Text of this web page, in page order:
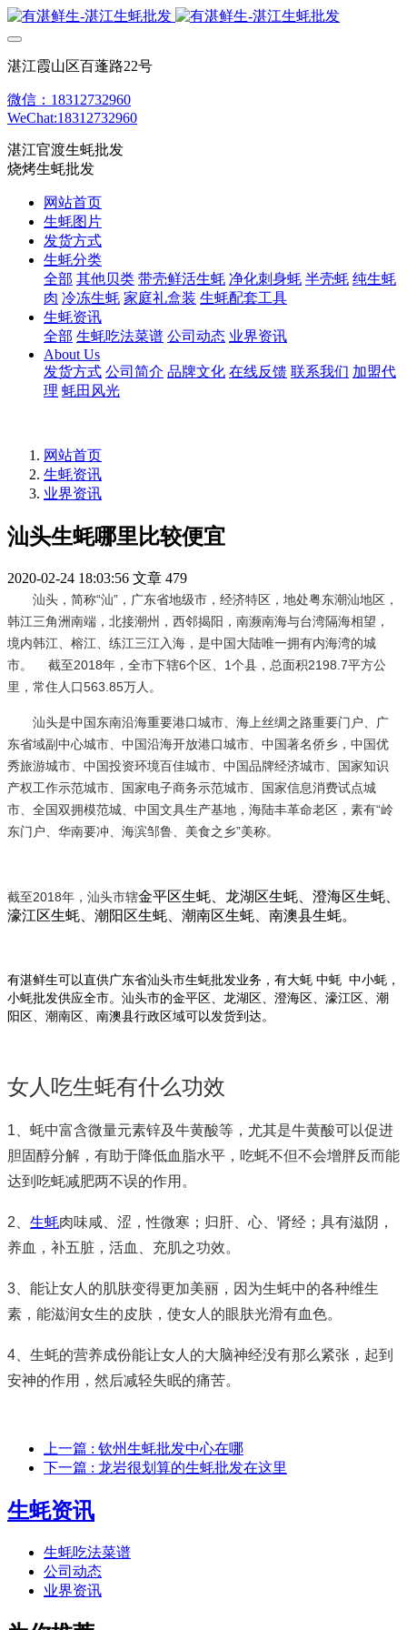
湛江霞山区百蓬路22号
微信：18312732960
WeChat:18312732960
湛江官渡生蚝批发
烧烤生蚝批发
网站首页
生蚝图片
发货方式
生蚝分类
全部 其他贝类 带壳鲜活生蚝 净化刺身蚝 半壳蚝 纯生蚝
肉 冷冻生蚝 家庭礼盒装 生蚝配套工具
生蚝资讯
全部 生蚝吃法菜谱 公司动态 业界资讯
About Us
发货方式 公司简介 品牌文化 在线反馈 联系我们 加盟代
理 蚝田风光
网站首页
生蚝资讯
业界资讯
汕头生蚝哪里比较便宜
2020-02-24 18:03:56 文章 479
汕头，简称“汕”，广东省地级市，经济特区，地处粤东潮汕地区，
韩江三角洲南端，北接潮州，西邻揭阳，南濒南海与台湾隔海相望，
境内韩江、榕江、练江三江入海，是中国大陆唯一拥有内海湾的城
市。
截至2018年，全市下辖6个区、1个县，总面积2198.7平方公
里，常住人口563.85万人。
汕头是中国东南沿海重要港口城市、海上丝绸之路重要门户、广
东省域副中心城市、中国沿海开放港口城市、中国著名侨乡，中国优
秀旅游城市、中国投资环境百佳城市、中国品牌经济城市、国家知识
产权工作示范城市、国家电子商务示范城市、国家信息消费试点城
市、全国双拥模范城、中国文具生产基地，海陆丰革命老区，素有“岭
东门户、华南要冲、海滨邹鲁、美食之乡”美称。
截至2018年，汕头市辖金平区生蚝、龙湖区生蚝、澄海区生蚝、
濠江区生蚝、潮阳区生蚝、潮南区生蚝、南澳县生蚝。
有湛鲜生可以直供广东省汕头市生蚝批发业务，有大蚝 中蚝 中小蚝，
小蚝批发供应全市。 汕头市的金平区、龙湖区、澄海区、濠江区、潮
阳区、潮南区、南澳县行政区域可以发货到达。
女人吃生蚝有什么功效
1、蚝中富含微量元素锌及牛黄酸等，尤其是牛黄酸可以促进
胆固醇分解，有助于降低血脂水平，吃蚝不但不会增胖反而能
达到吃蚝减肥两不误的作用。
2、 生蚝肉味咸、涩，性微寒；归肝、心、肾经；具有滋阴，
养血，补五脏，活血、充肌之功效。
3、能让女人的肌肤变得更加美丽，因为生蚝中的各种维生
素，能滋润女生的皮肤，使女人的眼肤光滑有血色。
4、生蚝的营养成份能让女人的大脑神经没有那么紧张，起到
安神的作用，然后减轻失眠的痛苦。
上一篇 : 钦州生蚝批发中心在哪
下一篇 : 龙岩很划算的生蚝批发在这里
生蚝资讯
生蚝吃法菜谱
公司动态
业界资讯